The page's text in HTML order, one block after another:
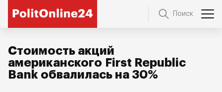
Поиск
Стоимость акций
американского First Republic
Bank обвалилась на 30%